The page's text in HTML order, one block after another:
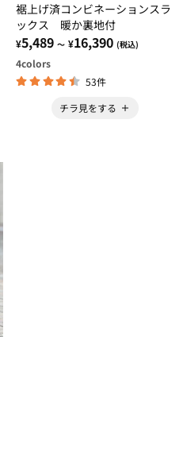
裾上げ済コンビネーションスラ
ックス 暖か裏地付
¥5,489 ～ ¥16,390 (税込)
4colors
53件
チラ見をする